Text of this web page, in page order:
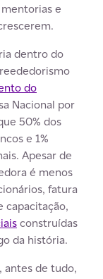
e
dentro do
do
Nacional por
50% dos
e 1%
Apesar de
é menos
fatura
capacitação,
construídas
da história.
antes de tudo,